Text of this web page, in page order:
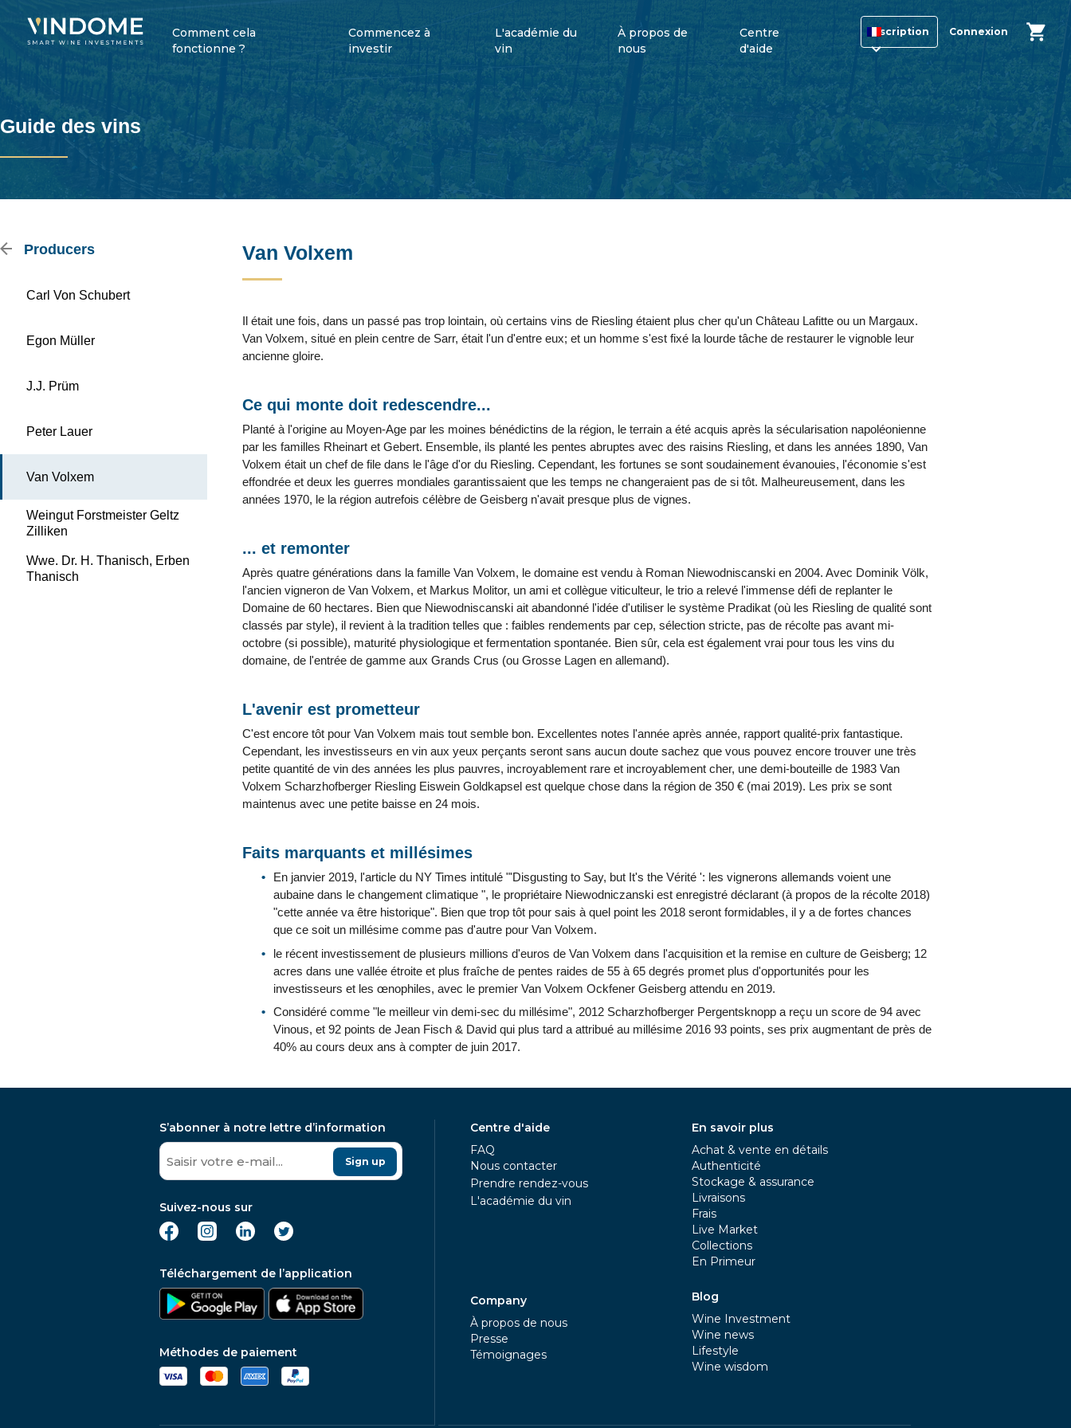
Comment cela
fonctionne ?
Commencez à
investir
L'académie du
vin
À propos de
nous
Centre
d'aide
Inscription Connexion
Guide des vins
Producers
Carl Von Schubert
Egon Müller
J.J. Prüm
Peter Lauer
Van Volxem
Weingut Forstmeister Geltz
Zilliken
Wwe. Dr. H. Thanisch, Erben
Thanisch
Van Volxem
Il était une fois, dans un passé pas trop lointain, où certains vins de Riesling étaient plus cher qu'un Château Lafitte ou un Margaux.
Van Volxem, situé en plein centre de Sarr, était l'un d'entre eux; et un homme s'est fixé la lourde tâche de restaurer le vignoble leur
ancienne gloire.
Ce qui monte doit redescendre...
Planté à l'origine au Moyen-Age par les moines bénédictins de la région, le terrain a été acquis après la sécularisation napoléonienne
par les familles Rheinart et Gebert. Ensemble, ils planté les pentes abruptes avec des raisins Riesling, et dans les années 1890, Van
Volxem était un chef de file dans le l'âge d'or du Riesling. Cependant, les fortunes se sont soudainement évanouies, l'économie s'est
effondrée et deux les guerres mondiales garantissaient que les temps ne changeraient pas de si tôt. Malheureusement, dans les
années 1970, le la région autrefois célèbre de Geisberg n'avait presque plus de vignes.
... et remonter
Après quatre générations dans la famille Van Volxem, le domaine est vendu à Roman Niewodniscanski en 2004. Avec Dominik Völk,
l'ancien vigneron de Van Volxem, et Markus Molitor, un ami et collègue viticulteur, le trio a relevé l'immense défi de replanter le
Domaine de 60 hectares. Bien que Niewodniscanski ait abandonné l'idée d'utiliser le système Pradikat (où les Riesling de qualité sont
classés par style), il revient à la tradition telles que : faibles rendements par cep, sélection stricte, pas de récolte pas avant mi-
octobre (si possible), maturité physiologique et fermentation spontanée. Bien sûr, cela est également vrai pour tous les vins du
domaine, de l'entrée de gamme aux Grands Crus (ou Grosse Lagen en allemand).
L'avenir est prometteur
C'est encore tôt pour Van Volxem mais tout semble bon. Excellentes notes l'année après année, rapport qualité-prix fantastique.
Cependant, les investisseurs en vin aux yeux perçants seront sans aucun doute sachez que vous pouvez encore trouver une très
petite quantité de vin des années les plus pauvres, incroyablement rare et incroyablement cher, une demi-bouteille de 1983 Van
Volxem Scharzhofberger Riesling Eiswein Goldkapsel est quelque chose dans la région de 350 € (mai 2019). Les prix se sont
maintenus avec une petite baisse en 24 mois.
Faits marquants et millésimes
En janvier 2019, l'article du NY Times intitulé "'Disgusting to Say, but It's the Vérité ': les vignerons allemands voient une
aubaine dans le changement climatique ", le propriétaire Niewodniczanski est enregistré déclarant (à propos de la récolte 2018)
"cette année va être historique". Bien que trop tôt pour sais à quel point les 2018 seront formidables, il y a de fortes chances
que ce soit un millésime comme pas d'autre pour Van Volxem.
le récent investissement de plusieurs millions d'euros de Van Volxem dans l'acquisition et la remise en culture de Geisberg; 12
acres dans une vallée étroite et plus fraîche de pentes raides de 55 à 65 degrés promet plus d'opportunités pour les
investisseurs et les œnophiles, avec le premier Van Volxem Ockfener Geisberg attendu en 2019.
Considéré comme "le meilleur vin demi-sec du millésime", 2012 Scharzhofberger Pergentsknopp a reçu un score de 94 avec
Vinous, et 92 points de Jean Fisch & David qui plus tard a attribué au millésime 2016 93 points, ses prix augmentant de près de
40% au cours deux ans à compter de juin 2017.
S’abonner à notre lettre d’information
Sign up
Suivez-nous sur
Téléchargement de l’application
Méthodes de paiement
Centre d'aide
FAQ
Nous contacter
Prendre rendez-vous
L'académie du vin
Company
À propos de nous
Presse
Témoignages
En savoir plus
Achat & vente en détails
Authenticité
Stockage & assurance
Livraisons
Frais
Live Market
Collections
En Primeur
Blog
Wine Investment
Wine news
Lifestyle
Wine wisdom